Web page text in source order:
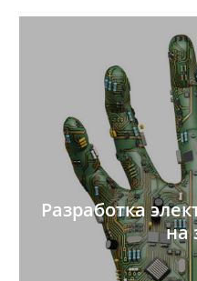
Разработка
на